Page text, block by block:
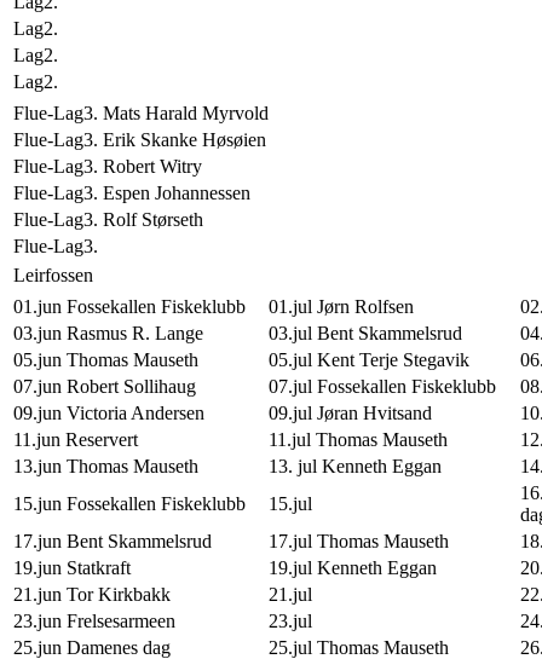
Lag2.
Lag2.
Lag2.
Flue-Lag3. Mats Harald Myrvold
Flue-Lag3. Erik Skanke Høsøien
Flue-Lag3. Robert Witry
Flue-Lag3. Espen Johannessen
Flue-Lag3. Rolf Størseth
Flue-Lag3.
Leirfossen
01.jun Fossekallen Fiskeklubb
01.jul Jørn Rolfsen
03.jun Rasmus R. Lange
03.jul Bent Skammelsrud
05.jun Thomas Mauseth
05.jul Kent Terje Stegavik
07.jun Robert Sollihaug
07.jul Fossekallen Fiskeklubb
09.jun Victoria Andersen
09.jul Jøran Hvitsand
11.jun Reservert
11.jul Thomas Mauseth
13.jun Thomas Mauseth
13. jul Kenneth Eggan
15.jun Fossekallen Fiskeklubb
15.jul
17.jun Bent Skammelsrud
17.jul Thomas Mauseth
19.jun Statkraft
19.jul Kenneth Eggan
21.jun Tor Kirkbakk
21.jul
23.jun Frelsesarmeen
23.jul
25.jun Damenes dag
25.jul Thomas Mauseth